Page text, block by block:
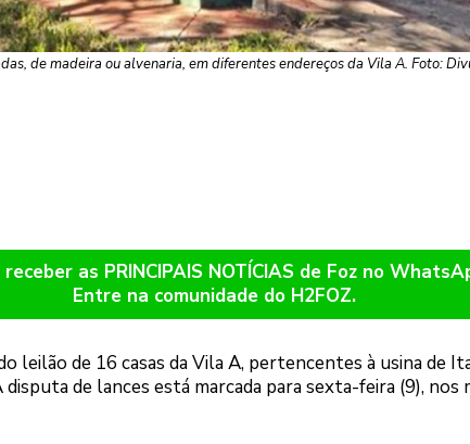
de madeira ou alvenaria, em diferentes endereços da Vila A. Foto:
receber as PRINCIPAIS NOTÍCIAS de Foz no
Entre na comunidade do H2FOZ.
leilão de 16 casas da Vila A, pertencentes à usina de
disputa de lances está marcada para sexta-feira (9), nos